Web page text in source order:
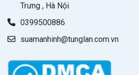
Trưng , Hà Nội
0399500886
suamanhinh@tunglan.com.vn